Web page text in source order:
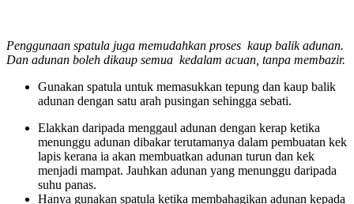
Penggunaan spatula juga memudahkan proses kaup balik adunan.
Dan adunan boleh dikaup semua kedalam acuan, tanpa membazir.
Gunakan spatula untuk memasukkan tepung dan kaup balik
adunan dengan satu arah pusingan sehingga sebati.
Elakkan daripada menggaul adunan dengan kerap ketika
menunggu adunan dibakar terutamanya dalam pembuatan kek
lapis kerana ia akan membuatkan adunan turun dan kek
menjadi mampat. Jauhkan adunan yang menunggu daripada
suhu panas.
Hanya gunakan spatula ketika membahagikan adunan kepada